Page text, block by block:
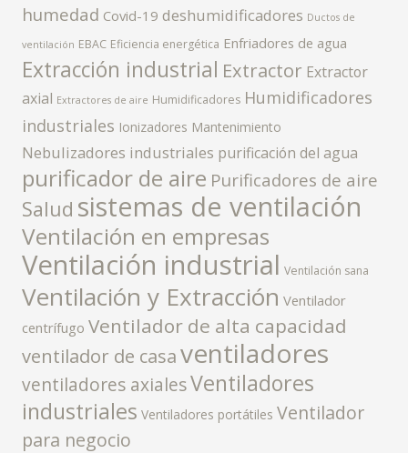
humedad Covid-19 deshumidificadores Ductos de
ventilación EBAC Eficiencia energética Enfriadores de agua
Extracción industrial Extractor Extractor
axial Extractores de aire Humidificadores Humidificadores
industriales Ionizadores Mantenimiento
Nebulizadores industriales purificación del agua
purificador de aire Purificadores de aire
Salud sistemas de ventilación
Ventilación en empresas
Ventilación industrial Ventilación sana
Ventilación y Extracción Ventilador
centrífugo Ventilador de alta capacidad
ventilador de casaventiladores
ventiladores axialesVentiladores
industriales Ventiladores portátiles Ventilador
para negocio